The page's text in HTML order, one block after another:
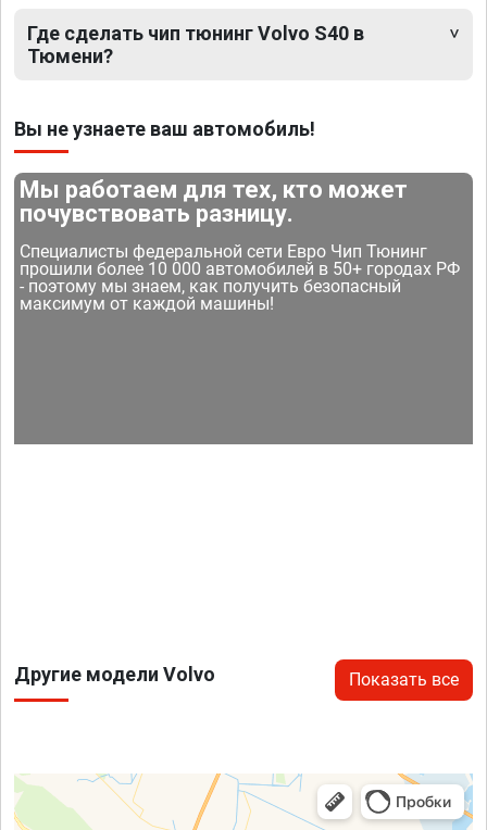
Где сделать чип тюнинг Volvo S40 в
Тюмени?
Вы не узнаете ваш автомобиль!
Мы работаем для тех, кто может
почувствовать разницу.
Специалисты федеральной сети Евро Чип Тюнинг
прошили более 10 000 автомобилей в 50+ городах РФ
- поэтому мы знаем, как получить безопасный
максимум от каждой машины!
Другие модели Volvo Показать все